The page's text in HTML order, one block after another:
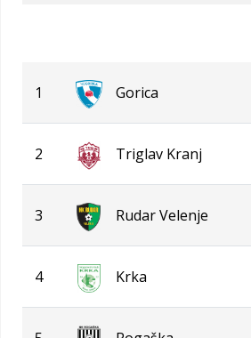
1 Gorica
2 Triglav Kranj
3 Rudar Velenje
4 Krka